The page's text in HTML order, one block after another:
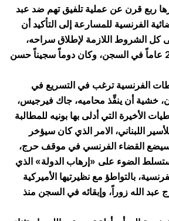
ربع قرن عن عملية تلفيق تهم ضد عبد
الفرنسية للمسارعة إلى التأكيد أن
كل الشروط اللازمة لإطلاق سراحه،
بعدما قضى أكثر من 28 عاماً في السجن، وكان دوماً سجيناً حسن
الفرنسية ترغب في التسريع في
خشية أن ينفِّذ محاميه، جاك فيرجيس،
الأخيرة التي أدلى بها بونيه للمطالبة
اللبناني، الامر الذي كان سيؤخر
سيضع القضاء الفرنسي في موقف حرج،
ستسلط الضوء على «إرهاب الدولة» الذي
بالتواطؤ مع نظيرتيها الأميركية
عبد الله زوراً، وإبقائه في السجن منذ